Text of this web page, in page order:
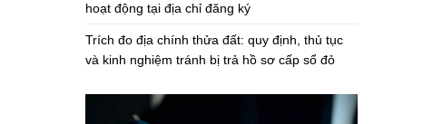
hoạt động tại địa chỉ đăng ký
Trích đo địa chính thửa đất: quy định, thủ tục
và kinh nghiệm tránh bị trả hồ sơ cấp sổ đỏ